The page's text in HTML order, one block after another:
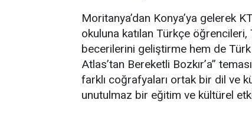
Moritanya’dan Konya’ya gelerek
okuluna katılan Türkçe
becerilerini geliştirme hem de Türk
Atlas’tan Bereketli Bozkır’a”
farklı coğrafyaları ortak bir dil ve
unutulmaz bir eğitim ve kültürel